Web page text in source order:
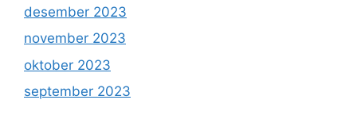
desember 2023
november 2023
oktober 2023
september 2023